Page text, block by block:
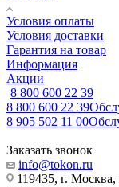
Условия оплаты
Условия доставки
Гарантия на товар
Информация
Акции
8 800 600 22 39
8 800 600 22 39
8 905 502 11 00
Заказать звонок
info@tokon.ru
119435, г.